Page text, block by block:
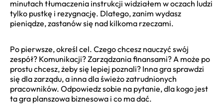
minutach tłumaczenia instrukcji widziałem w oczach ludzi
tylko pustkę i rezygnację. Dlatego, zanim wydasz
pieniądze, zastanów się nad kilkoma rzeczami.
Po pierwsze, określ cel. Czego chcesz nauczyć swój
zespół? Komunikacji? Zarządzania finansami? A może po
prostu chcesz, żeby się lepiej poznali? Inna gra sprawdzi
się dla zarządu, a inna dla świeżo zatrudnionych
pracowników. Odpowiedz sobie na pytanie, dla kogo jest
ta gra planszowa biznesowa i co ma dać.